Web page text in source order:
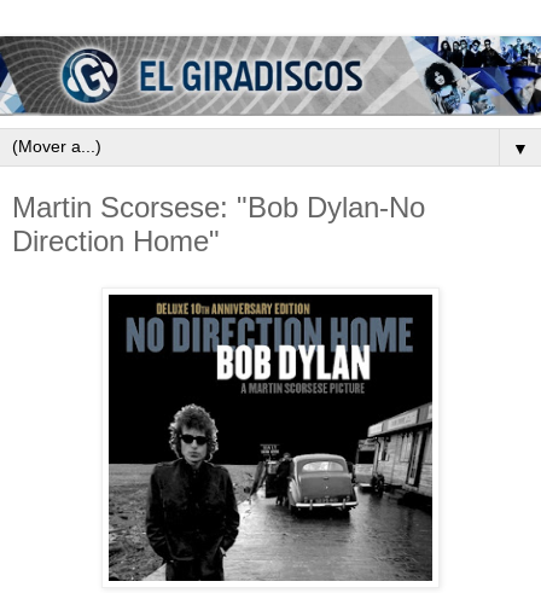
▼
Martin Scorsese: "Bob Dylan-No
Direction Home"